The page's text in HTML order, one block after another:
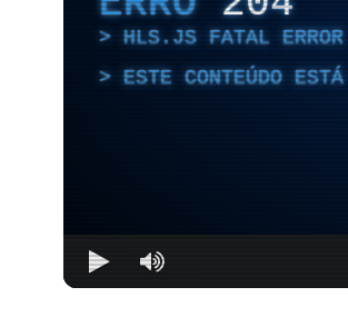
HLS.JS FATAL ERROR
ESTE CONTEÚDO